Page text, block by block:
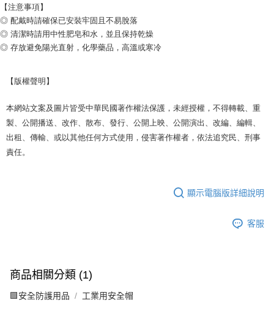
【注意事項】
◎ 配戴時請確保已安裝牢固且不易脫落
◎ 清潔時請用中性肥皂和水，並且保持乾燥
◎ 存放避免陽光直射，化學藥品，高溫或寒冷
【版權聲明】
本網站文案及圖片皆受中華民國著作權法保護，未經授權，不得轉載、重
製、公開播送、改作、散布、發行、公開上映、公開演出、改編、編輯、
出租、傳輸、或以其他任何方式使用，侵害著作權者，依法追究民、刑事
責任。
顯示電腦版詳細說明
客服
商品相關分類 (1)
🟩安全防護用品 工業用安全帽